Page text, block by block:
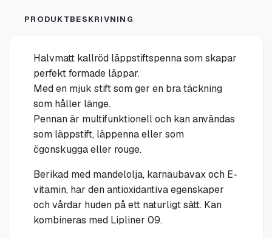
PRODUKTBESKRIVNING
Halvmatt kallröd läppstiftspenna som skapar
perfekt formade läppar.
Med en mjuk stift som ger en bra täckning
som håller länge.
Pennan är multifunktionell och kan användas
som läppstift, läppenna eller som
ögonskugga eller rouge.
Berikad med mandelolja, karnaubavax och E-
vitamin, har den antioxidantiva egenskaper
och vårdar huden på ett naturligt sätt. Kan
kombineras med Lipliner 09.